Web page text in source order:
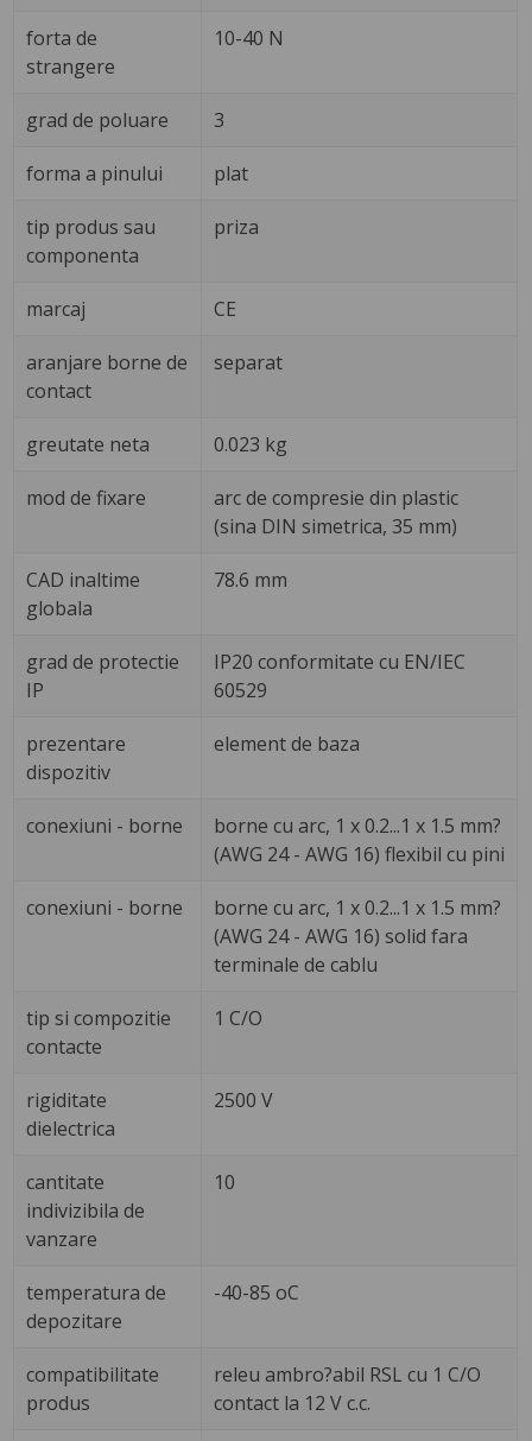
forta de
strangere
10-40 N
grad de poluare 3
forma a pinului plat
tip produs sau
componenta
priza
marcaj CE
aranjare borne de
contact
separat
greutate neta 0.023 kg
mod de fixare
arc de compresie din plastic
(sina DIN simetrica, 35 mm)
CAD inaltime
globala
78.6 mm
grad de protectie
IP
IP20 conformitate cu EN/IEC
60529
prezentare
dispozitiv
element de baza
conexiuni - borne
borne cu arc, 1 x 0.2...1 x 1.5 mm?
(AWG 24 - AWG 16) flexibil cu pini
conexiuni - borne
borne cu arc, 1 x 0.2...1 x 1.5 mm?
(AWG 24 - AWG 16) solid fara
terminale de cablu
tip si compozitie
contacte
1 C/O
rigiditate
dielectrica
2500 V
cantitate
indivizibila de
vanzare
10
temperatura de
depozitare
-40-85 oC
compatibilitate
produs
releu ambro?abil RSL cu 1 C/O
contact la 12 V c.c.